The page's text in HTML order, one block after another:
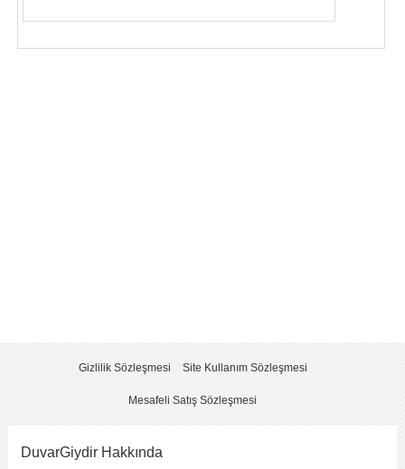
Gizlilik Sözleşmesi Site Kullanım Sözleşmesi
Mesafeli Satış Sözleşmesi
DuvarGiydir Hakkında